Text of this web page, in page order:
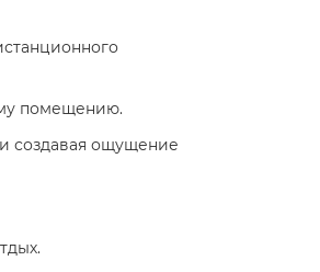
помещению.
создавая ощущение